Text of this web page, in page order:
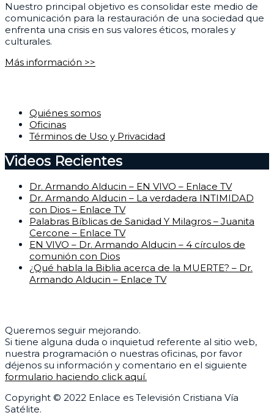
Nuestro principal objetivo es consolidar este medio de
comunicación para la restauración de una sociedad que
enfrenta una crisis en sus valores éticos, morales y
culturales.
Más información >>
Quiénes somos
Oficinas
Términos de Uso y Privacidad
Videos Recientes
Dr. Armando Alducin – EN VIVO – Enlace TV
Dr. Armando Alducin – La verdadera INTIMIDAD
con Dios – Enlace TV
Palabras Bíblicas de Sanidad Y Milagros – Juanita
Cercone – Enlace TV
EN VIVO – Dr. Armando Alducin – 4 círculos de
comunión con Dios
¿Qué habla la Biblia acerca de la MUERTE? – Dr.
Armando Alducin – Enlace TV
Queremos seguir mejorando.
Si tiene alguna duda o inquietud referente al sitio web,
nuestra programación o nuestras oficinas, por favor
déjenos su información y comentario en el siguiente
formulario haciendo click aquí.
Copyright © 2022 Enlace es Televisión Cristiana Vía
Satélite.